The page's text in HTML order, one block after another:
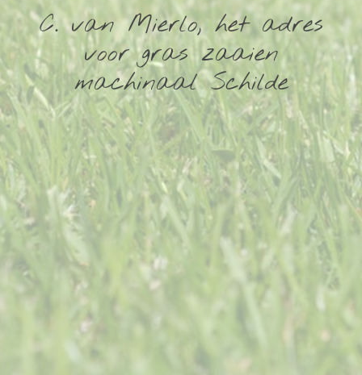
C. van Mierlo, het adres
voor gras zaaien
machinaal Schilde